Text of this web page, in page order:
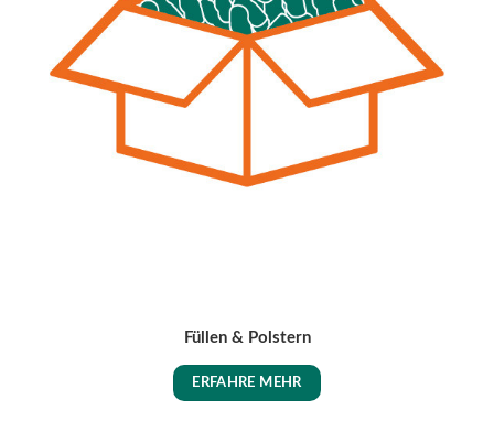
Füllen & Polstern
ERFAHRE MEHR